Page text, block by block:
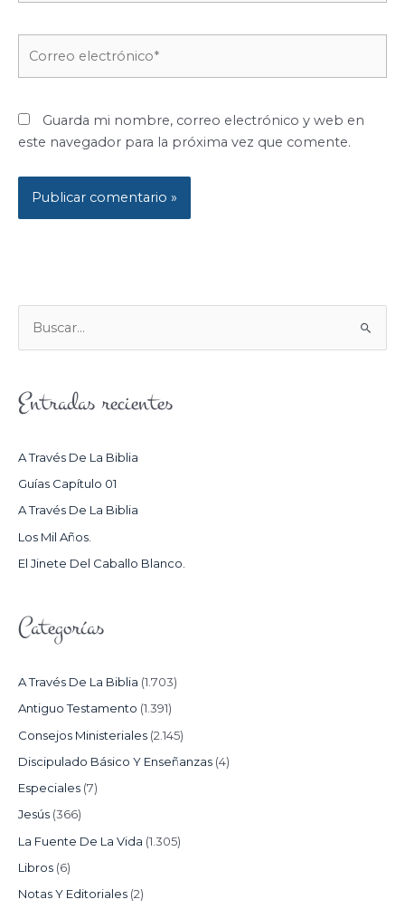
electrónico*
Guarda mi nombre, correo electrónico y web en
este navegador para la próxima vez que comente.
U
C
:
Entradas recientes
A Través De La Biblia
Guías Capítulo 01
A Través De La Biblia
Los Mil Años.
El Jinete Del Caballo Blanco.
Categorías
A Través De La Biblia (1.703)
Antiguo Testamento (1.391)
Consejos Ministeriales (2.145)
Discipulado Básico Y Enseñanzas (4)
Especiales (7)
Jesús (366)
La Fuente De La Vida (1.305)
Libros (6)
Notas Y Editoriales (2)